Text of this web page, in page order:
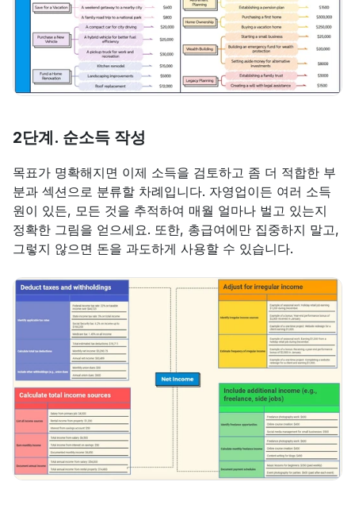
2단계. 순소득 작성
목표가 명확해지면 이제 소득을 검토하고 좀 더 적합한 부
분과 섹션으로 분류할 차례입니다. 자영업이든 여러 소득
원이 있든, 모든 것을 추적하여 매월 얼마나 벌고 있는지
정확한 그림을 얻으세요. 또한, 총급여에만 집중하지 말고,
그렇지 않으면 돈을 과도하게 사용할 수 있습니다.